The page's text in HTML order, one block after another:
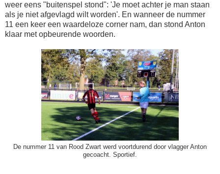
weer eens "buitenspel stond": 'Je moet achter je man staan
als je niet afgevlagd wilt worden'. En wanneer de nummer
11 een keer een waardeloze corner nam, dan stond Anton
klaar met opbeurende woorden.
De nummer 11 van Rood Zwart werd voortdurend door vlagger Anton
gecoacht. Sportief.